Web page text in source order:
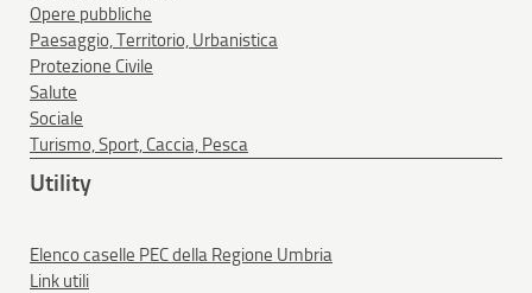
Opere pubbliche
Paesaggio, Territorio, Urbanistica
Protezione Civile
Salute
Sociale
Turismo, Sport, Caccia, Pesca
Utility
Elenco caselle PEC della Regione Umbria
Link utili